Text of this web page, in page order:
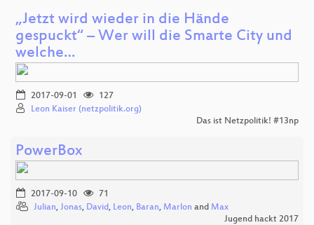
„Jetzt wird wieder in die Hände
gespuckt“ – Wer will die Smarte City und
welche…
2017-09-01
127
Leon Kaiser (netzpolitik.org)
Das ist Netzpolitik! #13np
PowerBox
2017-09-10
71
Julian, Jonas, David, Leon, Baran, Marlon and Max
Jugend hackt 2017